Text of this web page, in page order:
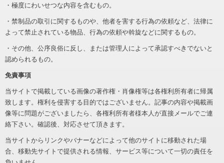
・極度にわいせつな内容を含むもの。
・禁制品の取引に関するものや、他者を害する行為の依頼など、法律に
よって禁止されている物品、行為の依頼や斡旋などに関するもの。
・その他、公序良俗に反し、または管理人によって承認すべきでないと
認められるもの。
免責事項
当サイトで掲載している画像の著作権・肖像権等は各権利所有者に帰属
致します。権利を侵害する目的ではございません。記事の内容や掲載画
像等に問題がございましたら、各権利所有者様本人が直接メールでご連
絡下さい。確認後、対応させて頂きます。
当サイトからリンクやバナーなどによって他のサイトに移動された場
合、移動先サイトで提供される情報、サービス等について一切の責任を